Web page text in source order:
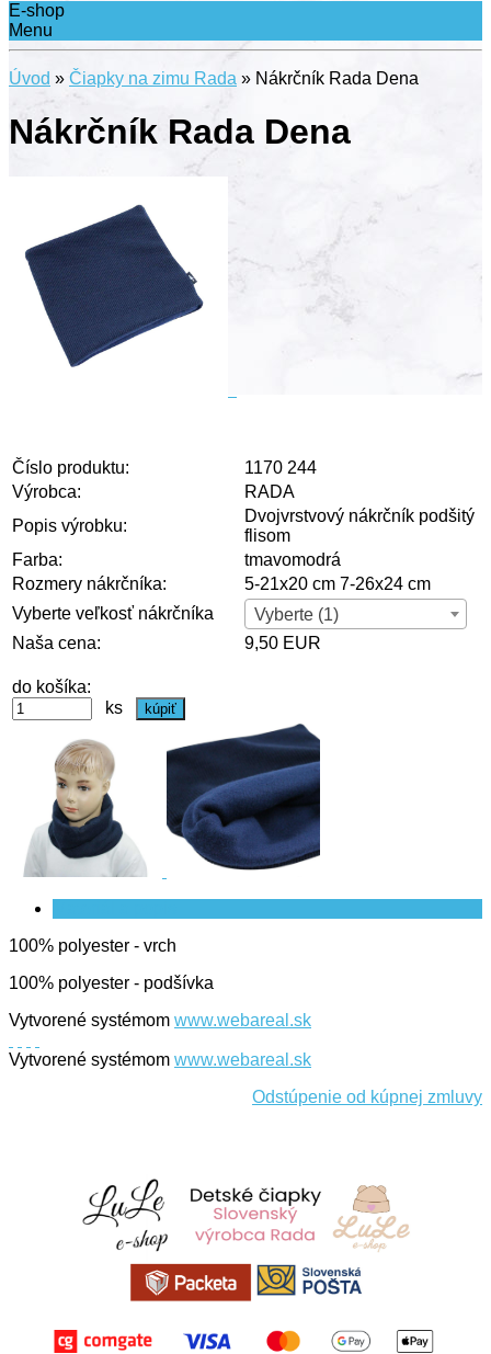
E-shop
Menu
Úvod » Čiapky na zimu Rada » Nákrčník Rada Dena
Nákrčník Rada Dena
Číslo produktu:
1170 244
Výrobca:
RADA
Popis výrobku:
Dvojvrstvový nákrčník podšitý
flisom
Farba:
tmavomodrá
Rozmery nákrčníka:
5-21x20 cm 7-26x24 cm
Vyberte veľkosť nákrčníka
Vyberte (1)
Naša cena:
9,50 EUR
do košíka:
ks
100% polyester - vrch
100% polyester - podšívka
Vytvorené systémom www.webareal.sk
Vytvorené systémom www.webareal.sk
Odstúpenie od kúpnej zmluvy